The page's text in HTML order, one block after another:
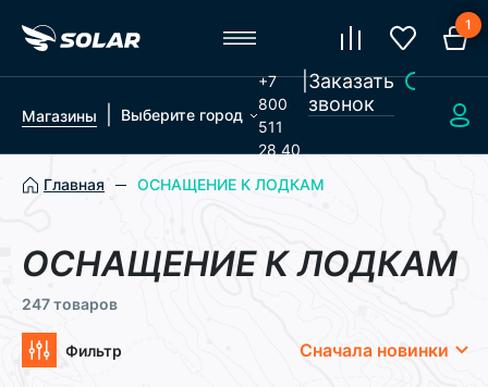
1
Магазины Выберите город
+7
800
511
28 40
|Заказать
звонок
Главная ОСНАЩЕНИЕ К ЛОДКАМ
ОСНАЩЕНИЕ К ЛОДКАМ
247 товаров
Фильтр Сначала новинки